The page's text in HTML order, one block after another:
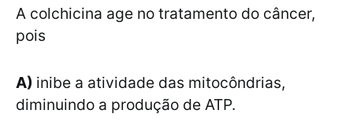
A colchicina age no tratamento do câncer,
pois
A) inibe a atividade das mitocôndrias,
diminuindo a produção de ATP.